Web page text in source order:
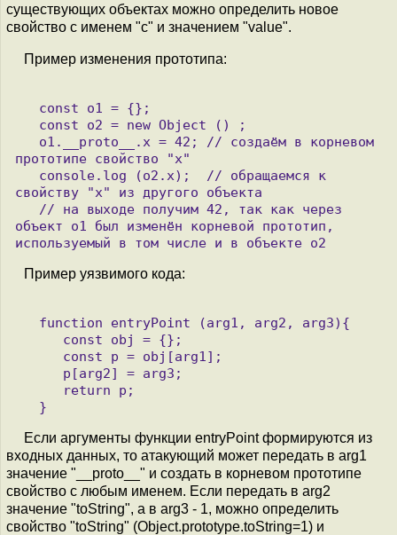
существующих объектах можно определить новое
свойство с именем "c" и значением "value".
Пример изменения прототипа:
прототипе свойство "x"
свойству "x" из другого объекта
объект o1 был изменён корневой прототип,
Пример уязвимого кода:
Если аргументы функции entryPoint формируются из
входных данных, то атакующий может передать в arg1
значение "__proto__" и создать в корневом прототипе
свойство с любым именем. Если передать в arg2
значение "toString", а в arg3 - 1, можно определить
свойство "toString" (Object.prototype.toString=1) и